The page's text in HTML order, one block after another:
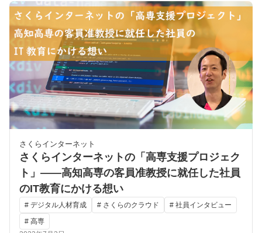
さくらインターネット
さくらインターネットの「高専支援プロジェク
ト」――高知高専の客員准教授に就任した社員
のIT教育にかける想い
# デジタル人材育成 # さくらのクラウド
# 社員インタビュー
# 高専